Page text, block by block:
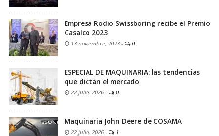
Empresa Rodio Swissboring recibe el Premio
Casalco 2023
13 noviembre, 2023 - 0
ESPECIAL DE MAQUINARIA: las tendencias
que dictan el mercado
22 julio, 2026 - 0
Maquinaria John Deere de COSAMA
22 julio, 2026 - 1